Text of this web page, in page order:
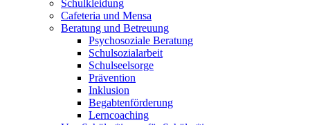
Schulkleidung
Cafeteria und Mensa
Beratung und Betreuung
Psychosoziale Beratung
Schulsozialarbeit
Schulseelsorge
Prävention
Inklusion
Begabtenförderung
Lerncoaching